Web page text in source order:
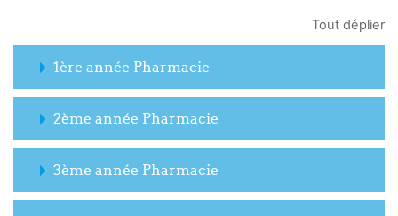
Tout déplier
1ère année Pharmacie
2ème année Pharmacie
3ème année Pharmacie